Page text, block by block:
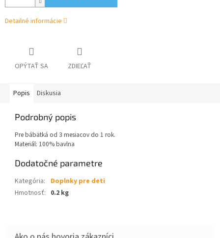
Detailné informácie
OPÝTAŤ SA ZDIEĽAŤ
Popis Diskusia
Podrobný popis
Pre bábätká od 3 mesiacov do 1 rok.
Materiál: 100% bavlna
Dodatočné parametre
Kategória:
Doplnky pre deti
Hmotnosť: 0.2 kg